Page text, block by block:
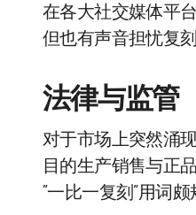
在各大社交媒体平
但也有声音担忧复
法律与监管
对于市场上突然涌
目的生产销售与正
“一比一复刻”用词